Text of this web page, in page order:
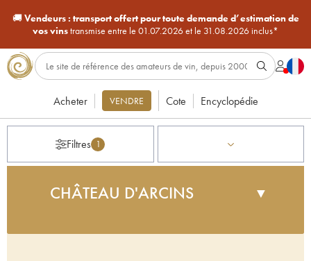
🚚Vendeurs : transport offert pour toute demande d’estimation de
vos vinstransmise entre le 01.07.2026 et le 31.08.2026 inclus*
Acheter VENDRE Cote Encyclopédie
Filtres 1
CHÂTEAU D'ARCINS ▼